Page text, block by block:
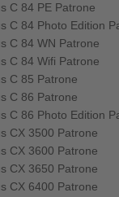
C 84 PE Patrone
C 84 Photo Edition
C 84 WN Patrone
C 84 Wifi Patrone
C 85 Patrone
C 86 Patrone
C 86 Photo Edition
CX 3500 Patrone
CX 3600 Patrone
CX 3650 Patrone
CX 6400 Patrone